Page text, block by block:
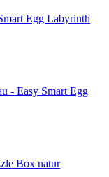
Egg Labyrinth
Smart Egg
Box natur